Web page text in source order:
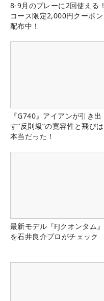
8-9月のプレーに2回使える！
コース限定2,000円クーポン
配布中！
『G740』アイアンが引き出
す“反則級”の寛容性と飛びは
本当だった！
最新モデル『FJクオンタム』
を石井良介プロがチェック